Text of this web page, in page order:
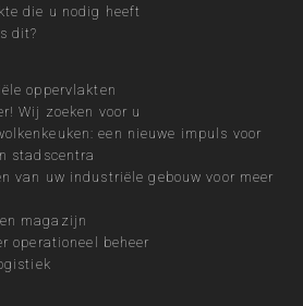
die u nodig heeft
dit?
oppervlakten
Wij zoeken voor u
een nieuwe impuls voor
stadscentra
van uw industriële gebouw voor meer
magazijn
operationeel beheer